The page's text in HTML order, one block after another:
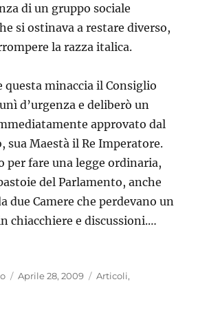
di un gruppo sociale
si ostinava a restare diverso,
la razza italica.
questa minaccia il Consiglio
d’urgenza e deliberò un
approvato dal
sua Maestà il Re Imperatore.
per fare una legge ordinaria,
del Parlamento, anche
due Camere che perdevano un
chiacchiere e discussioni.…
Pubblicato
Aprile 28, 2009 Categorie
Articoli,